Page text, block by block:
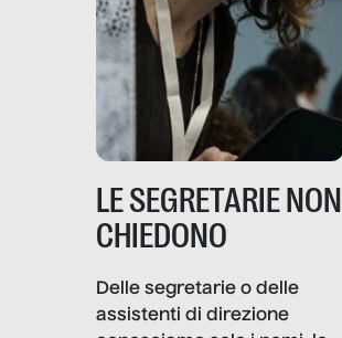
LE SEGRETARIE NON
CHIEDONO
Delle segretarie o delle
assistenti di direzione